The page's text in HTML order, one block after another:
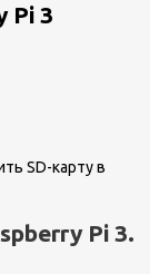
Pi 3
SD-карту в
Pi 3.